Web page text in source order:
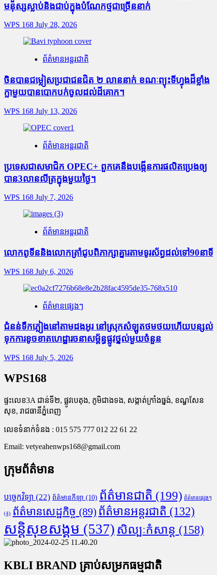
មនុស្សស្លាប់​និង​ជាប់ក្នុងបំណែកថ្មជាច្រើននាក់
WPS 168 July 28, 2026
ព័ត៌មានអន្តរជាតិ
ចិនបានជម្លៀសប្រជាជនជិត ២ លាននាក់ ខណៈព្យុះទីហ្វុងដ៏ខ្លាំង
ក្លាមួយបានបោកបក់ចូលដល់ដីគោក។
WPS 168 July 13, 2026
ព័ត៌មានអន្តរជាតិ
ប្រទេសជាសមាជិក OPEC+​ ពួកគេនឹងបង្កើនការផលិតប្រេងឲ្យ
បាន3លានលីត្រក្នុងមួយថ្ងៃ។
WPS 168 July 7, 2026
ព័ត៌មានអន្តរជាតិ
លោកពូទីននិងលោកត្រាំជូបពិភាក្សាគ្នារតាមទូរស័ព្ធដល់ទៅ90នាទី
WPS 168 July 6, 2026
ព័ត៌មានផ្សេងៗ
ជំនន់​ទឹកភ្លៀង​នៅ​តាម​ដងអូរ​ នៅ​ស្រុក​សំឡូត​ថមថយ​ហើយ​បន្សល់​
ទុក​ការ​ខូចខាត​ហេដ្ឋារចនាសម្ព័ន្ធ​ផ្លូវថ្នល់​មួយ​ចំនួន
WPS 168 July 5, 2026
WPS168
ផ្ទះលេខ3A ជាន់ទី២, ផ្លូវបេតុង, ភូមិជាងទង, សង្កាត់ក្រាំងធ្នង់, ខណ្ឌសែន
សុខ, រាជធានីភ្នំពេញ
លេខទំនាក់ទំនង : 015 575 777 012 22 61 22
Email: vetyeahenwps168@gmail.com
ក្រុមព័ត៌មាន
បច្ចេកវិទ្យា (22) ព័ត៌មានកីឡា (10) ព័ត៌មានជាតិ (199) ព័ត៌មានផ្សេងៗ
(4) ព័ត៌មានសេដ្ឋកិច្ច (89) ព័ត៌មានអន្តរជាតិ (132)
សន្តិសុខសង្គម (537) សិល្បៈកំសាន្ត (158)
KBLI BRAND គ្រាប់សម្រកធម្មជាតិ